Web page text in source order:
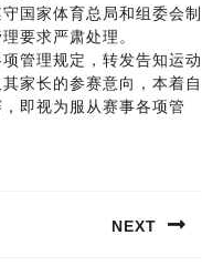
国家体育总局和组委会制
要求严肃处理。
管理规定，转发告知运动
家长的参赛意向，本着自
即视为服从赛事各项管
NEXT